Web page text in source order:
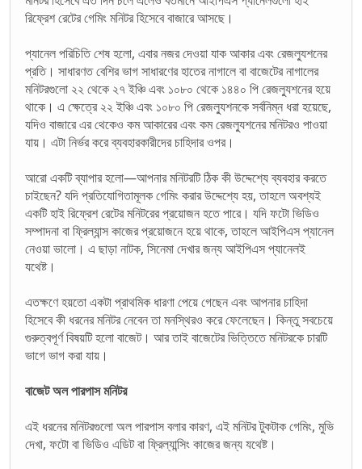
রিফ্রেশ রেটের গেমিং মনিটর হিসেবে বাজারে আসছে।
প্যানেল পরিচিতি শেষ হলো, এবার নজর দেওয়া যাক আকার এবং রেজল্যুশনের
প্রতি। সাধারণত বেশির ভাগ সাধারণের হাতের নাগালে বা বাজেটের নাগালের
মনিটরগুলো ২২ থেকে ২৭ ইঞ্চি এবং ১০৮০ থেকে ১৪৪০ পি রেজল্যুশনের হয়ে
থাকে। এ ক্ষেত্রে ২২ ইঞ্চি এবং ১০৮০ পি রেজল্যুশনকে সর্বনিম্ন ধরা হয়েছে,
যদিও বাজারে এর থেকেও কম আকারের এবং কম রেজল্যুশনের মনিটরও পাওয়া
যায়। এটা নির্ভর করে ব্যবহারকারীদের চাহিদার ওপর।
আরো একটি ব্যাপার হলো—আপনার মনিটরটি ঠিক কী উদ্দেশ্যে ব্যবহার করতে
চাইছেন? যদি প্রতিযোগিতামূলক গেমিং করার উদ্দেশ্যে হয়, তাহলে অবশ্যই
একটি হাই রিফ্রেশ রেটের মনিটরের প্রয়োজন হতে পারে। যদি ফটো ভিডিও
সম্পাদনা বা ফ্রিল্যান্স কাজের প্রয়োজনে হয়ে থাকে, তাহলে আইপিএস প্যানেল
নেওয়া ভালো। এ ছাড়া নাটক, সিনেমা দেখার জন্য আইপিএস প্যানেলই
যথেষ্ট।
এতক্ষণে হয়তো একটা প্রাথমিক ধারণা পেয়ে গেছেন এবং আপনার চাহিদা
হিসেবে কী ধরনের মনিটর নেবেন তা মনস্থিরও করে ফেলেছেন। কিন্তু সবচেয়ে
গুরুত্বপূর্ণ বিষয়টি হলো বাজেট। আর তাই বাজেটের ভিত্তিতে মনিটরকে চারটি
ভাগে ভাগ করা যায়।
বাজেট অল পারপাস মনিটর
এই ধরনের মনিটরগুলো অল পারপাস বলার কারণ, এই মনিটর টুকটাক গেমিং, মুভি
দেখা, ফটো বা ভিডিও এডিট বা ফ্রিল্যান্সিং কাজের জন্য যথেষ্ট।